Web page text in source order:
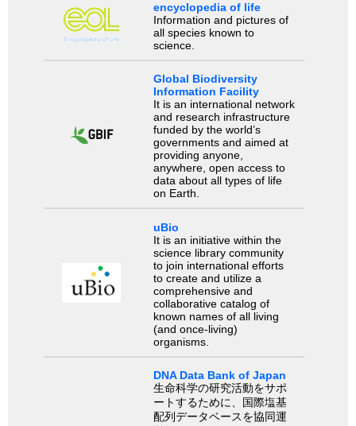
encyclopedia of life
Information and pictures of
all species known to
science.
Global Biodiversity
Information Facility
It is an international network
and research infrastructure
funded by the world’s
governments and aimed at
providing anyone,
anywhere, open access to
data about all types of life
on Earth.
uBio
It is an initiative within the
science library community
to join international efforts
to create and utilize a
comprehensive and
collaborative catalog of
known names of all living
(and once-living)
organisms.
DNA Data Bank of Japan
生命科学の研究活動をサポ
ートするために、国際塩基
配列データベースを協同運